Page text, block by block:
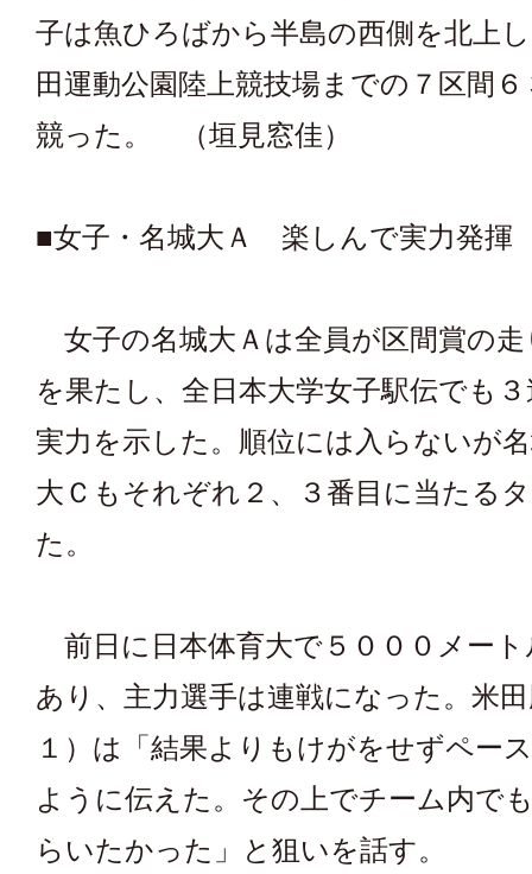
子は魚ひろばから半島の西側を北上
田運動公園陸上競技場までの７区間
競った。 （垣見窓佳）
■女子・名城大Ａ 楽しんで実力発揮
女子の名城大Ａは全員が区間賞の走
を果たし、全日本大学女子駅伝でも
実力を示した。順位には入らないが
大Ｃもそれぞれ２、３番目に当たる
た。
前日に日本体育大で５０００メー
あり、主力選手は連戦になった。米
１）は「結果よりもけがをせずペー
ように伝えた。その上でチーム内で
らいたかった」と狙いを話す。